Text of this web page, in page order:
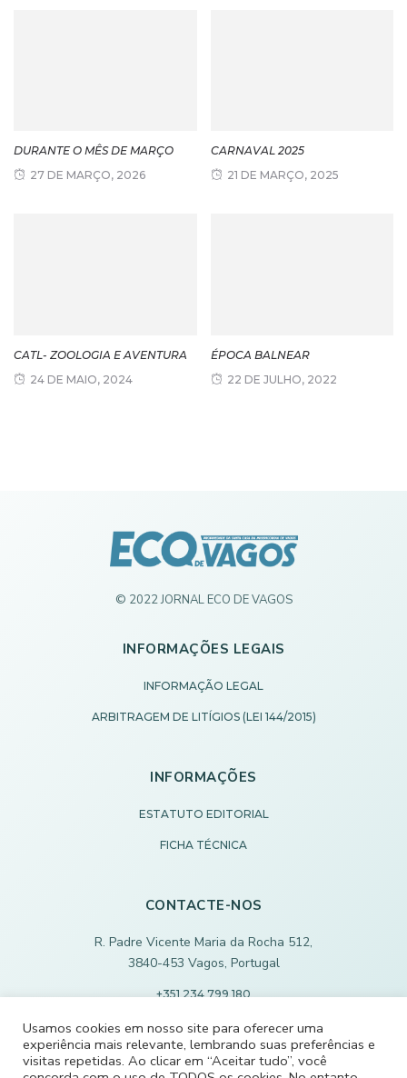
DURANTE O MÊS DE MARÇO
27 DE MARÇO, 2026
CARNAVAL 2025
21 DE MARÇO, 2025
CATL- ZOOLOGIA E AVENTURA
24 DE MAIO, 2024
ÉPOCA BALNEAR
22 DE JULHO, 2022
© 2022 JORNAL ECO DE VAGOS
INFORMAÇÕES LEGAIS
INFORMAÇÃO LEGAL
ARBITRAGEM DE LITÍGIOS (LEI 144/2015)
INFORMAÇÕES
ESTATUTO EDITORIAL
FICHA TÉCNICA
CONTACTE-NOS
R. Padre Vicente Maria da Rocha 512,
3840-453 Vagos, Portugal
+351 234 799 180
ECODEVAGOS@SCMVAGOS.EU
Usamos cookies em nosso site para oferecer uma
experiência mais relevante, lembrando suas preferências e
visitas repetidas. Ao clicar em “Aceitar tudo”, você